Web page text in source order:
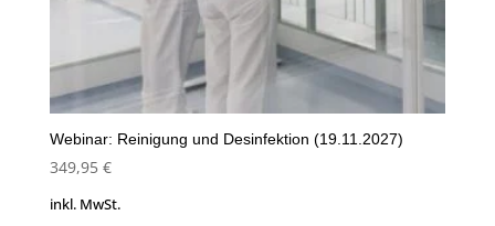
Webinar: Reinigung und Desinfektion (19.11.2027)
349,95 €
inkl. MwSt.